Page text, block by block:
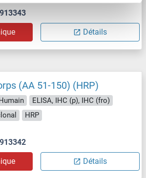
Détails
(AA 51-150) (HRP)
ELISA, IHC (p), IHC (fro)
HRP
Détails